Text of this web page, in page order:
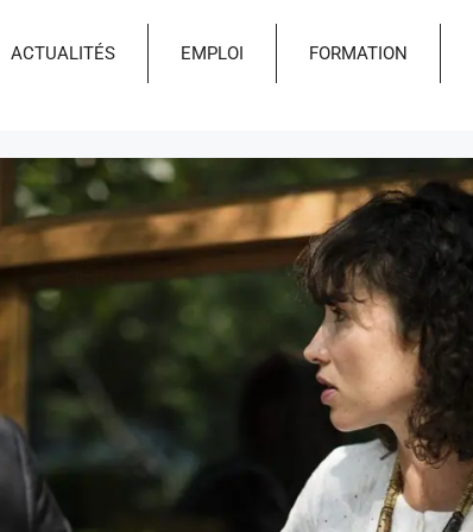
ACTUALITÉS EMPLOI FORMATION